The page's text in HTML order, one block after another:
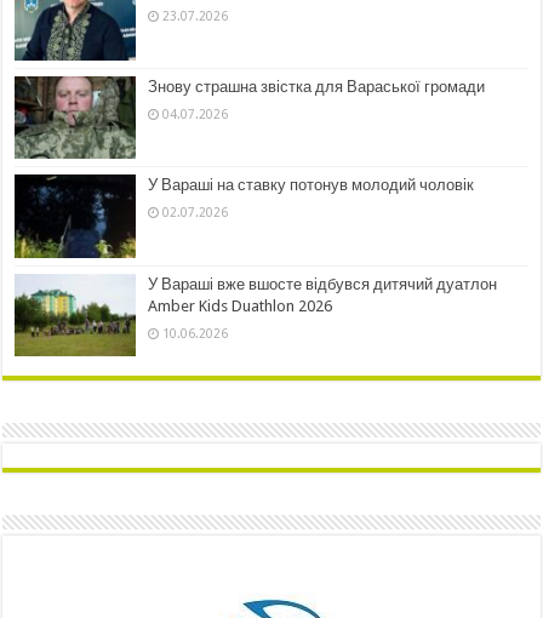
23.07.2026
Знову страшна звістка для Вараської громади
04.07.2026
У Вараші на ставку потонув молодий чоловік
02.07.2026
У Вараші вже вшосте відбувся дитячий дуатлон
Amber Kids Duathlon 2026
10.06.2026